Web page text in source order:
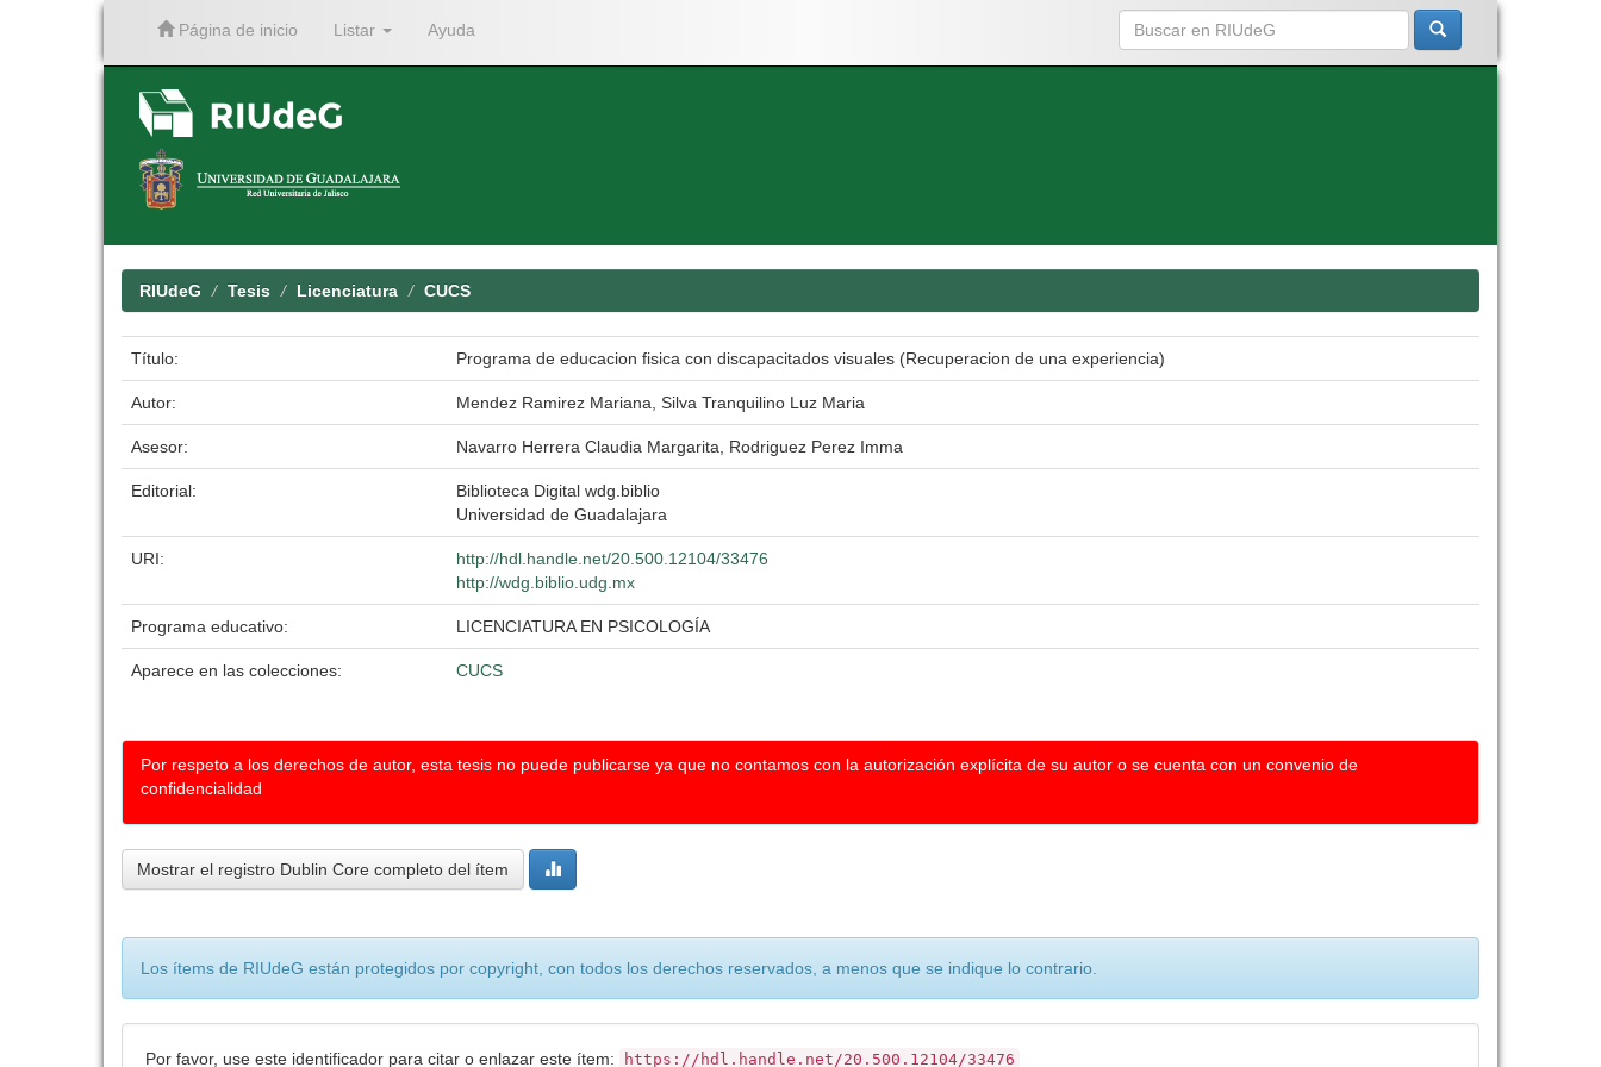
Página de inicio Listar Ayuda
RIUdeG Tesis Licenciatura CUCS
Título: Programa de educacion fisica con discapacitados visuales (Recuperacion de una experiencia)
Autor: Mendez Ramirez Mariana, Silva Tranquilino Luz Maria
Asesor: Navarro Herrera Claudia Margarita, Rodriguez Perez Imma
Editorial:
Biblioteca Digital wdg.biblio
Universidad de Guadalajara
URI:
http://hdl.handle.net/20.500.12104/33476
http://wdg.biblio.udg.mx
Programa educativo: LICENCIATURA EN PSICOLOGÍA
Aparece en las colecciones: CUCS
Por respeto a los derechos de autor, esta tesis no puede publicarse ya que no contamos con la autorización explícita de su autor o se cuenta con un convenio de
confidencialidad
Mostrar el registro Dublin Core completo del ítem
Los ítems de RIUdeG están protegidos por copyright, con todos los derechos reservados, a menos que se indique lo contrario.
Por favor, use este identificador para citar o enlazar este ítem: https://hdl.handle.net/20.500.12104/33476